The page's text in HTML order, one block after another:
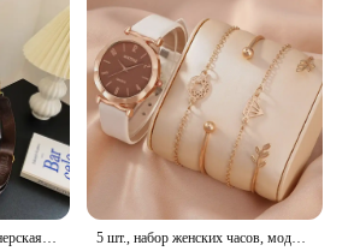
Роскошная модная дизайнерская женская сумка IMJK, ручные сумки, наплечный мессенджер, наклонная сумка на плечо, вечерние квадратные сумки 5 шт., набор женских часов, модные повседневные кварцевые часы, модный простой браслет, набор часов